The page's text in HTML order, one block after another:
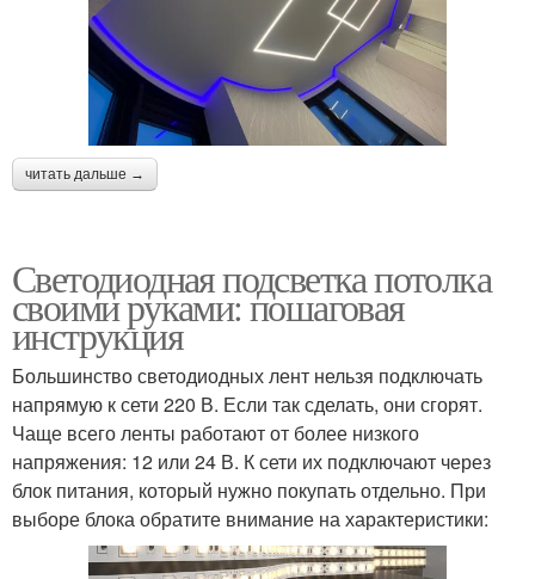
читать дальше →
Светодиодная подсветка потолка
своими руками: пошаговая
инструкция
Большинство светодиодных лент нельзя подключать
напрямую к сети 220 В. Если так сделать, они сгорят.
Чаще всего ленты работают от более низкого
напряжения: 12 или 24 В. К сети их подключают через
блок питания, который нужно покупать отдельно. При
выборе блока обратите внимание на характеристики: